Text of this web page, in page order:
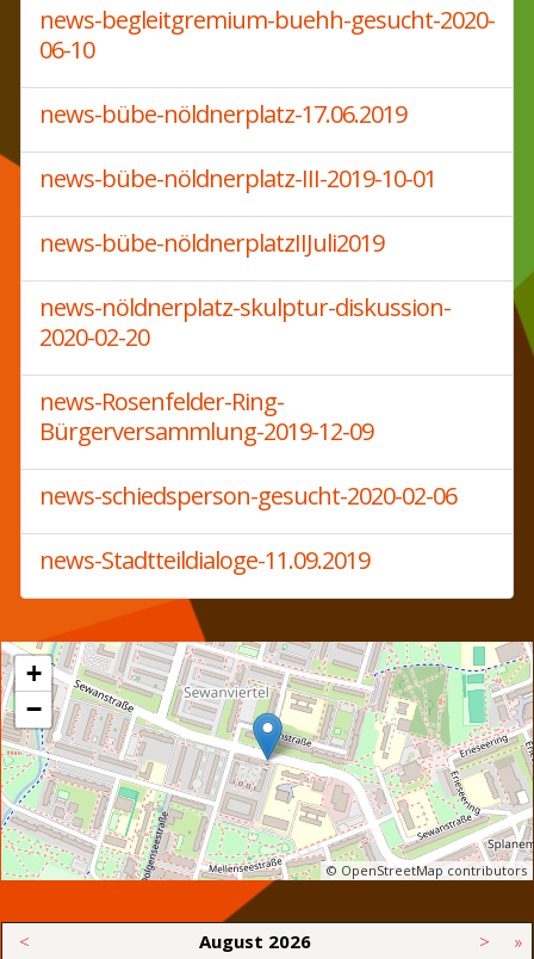
news-begleitgremium-buehh-gesucht-2020-
06-10
news-bübe-nöldnerplatz-17.06.2019
news-bübe-nöldnerplatz-III-2019-10-01
news-bübe-nöldnerplatzIIJuli2019
news-nöldnerplatz-skulptur-diskussion-
2020-02-20
news-Rosenfelder-Ring-
Bürgerversammlung-2019-12-09
news-schiedsperson-gesucht-2020-02-06
news-Stadtteildialoge-11.09.2019
+
−
© OpenStreetMap contributors
< August 2026 > »